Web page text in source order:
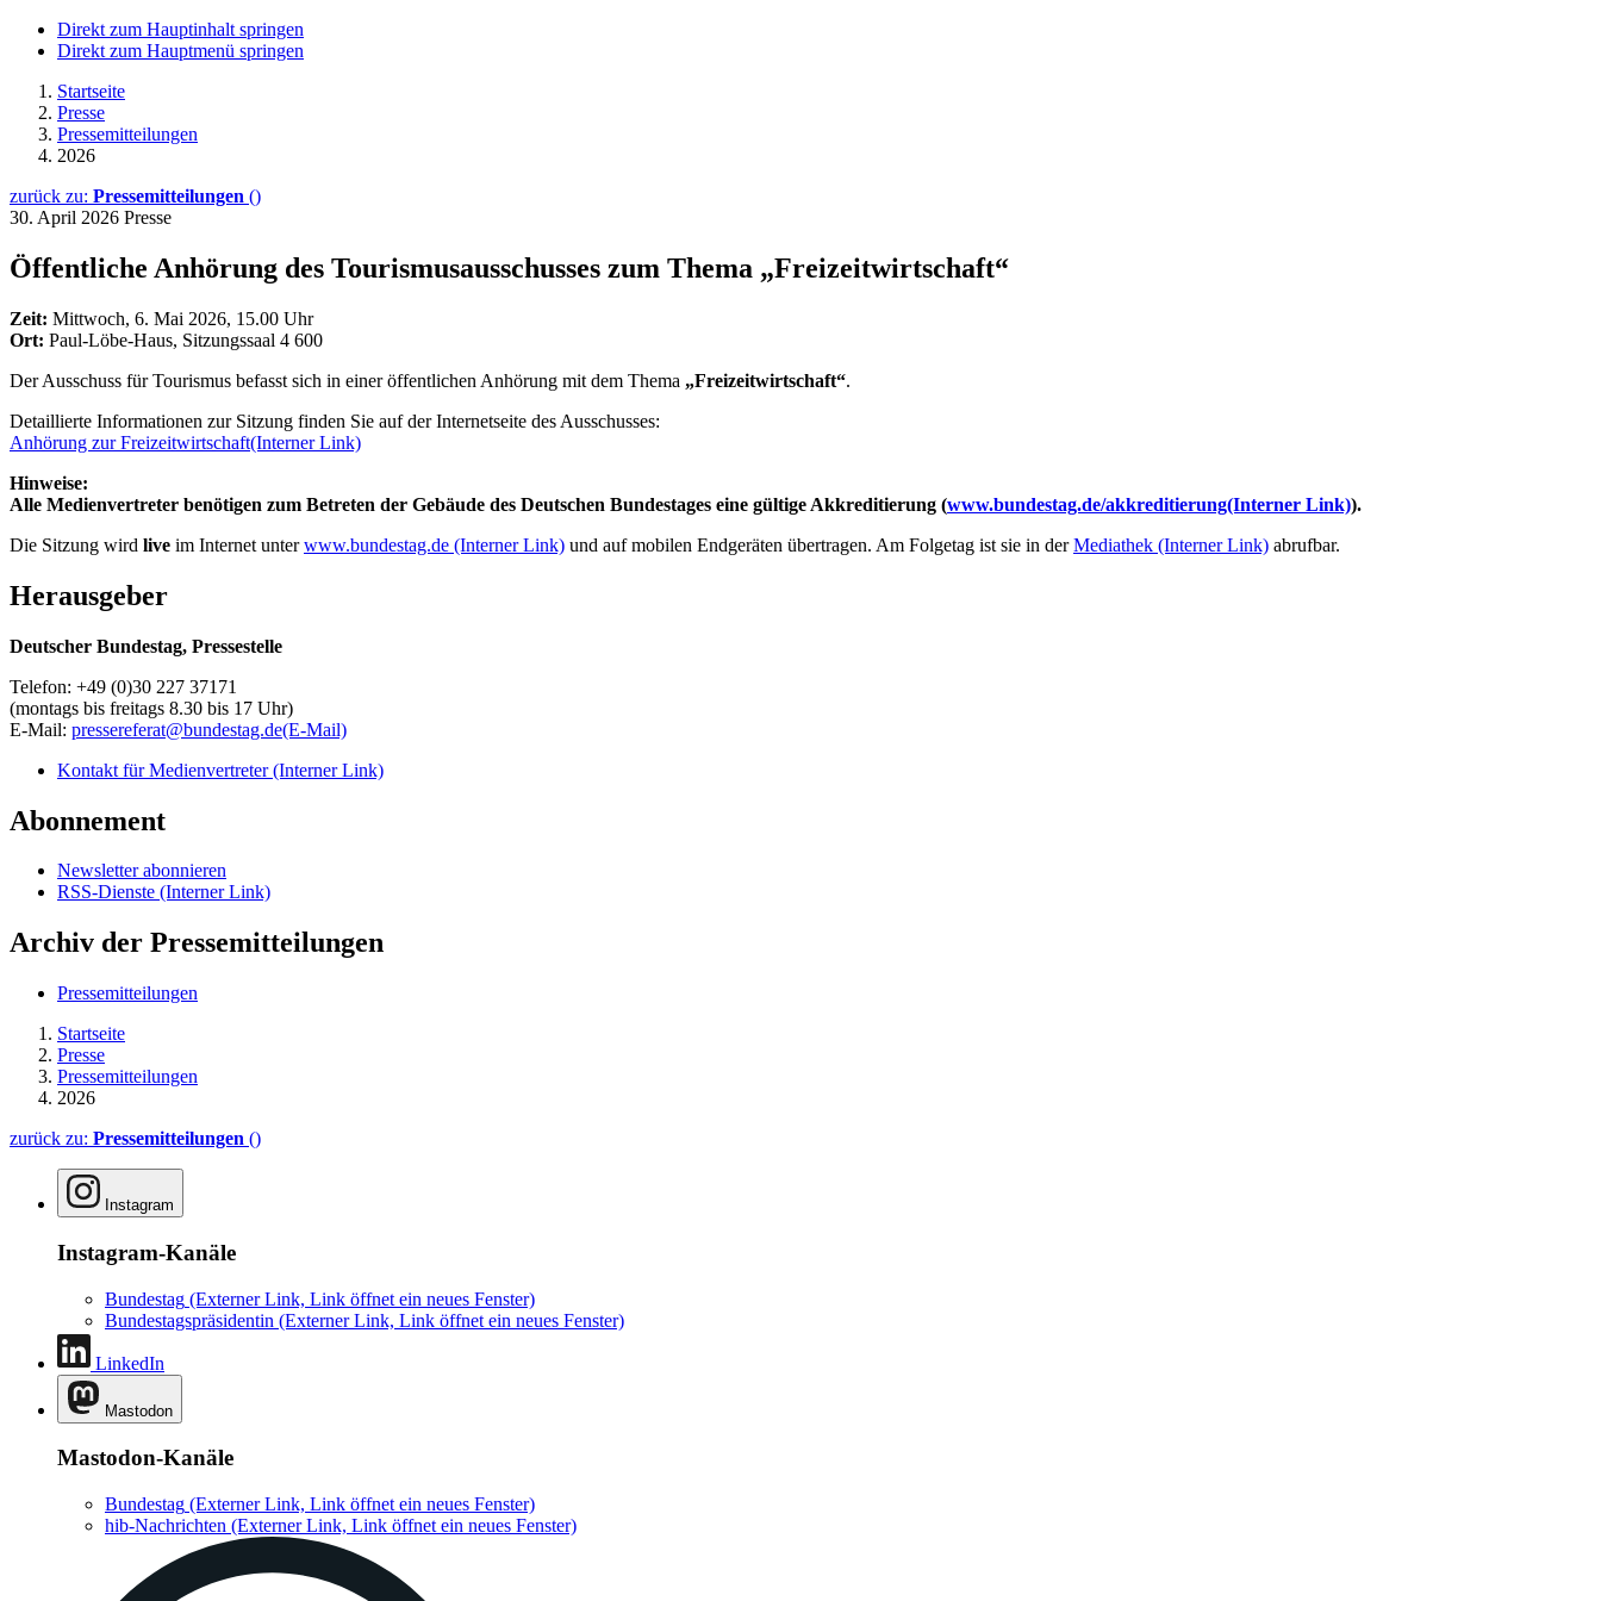
Direkt zum Hauptinhalt springen
Direkt zum Hauptmenü springen
Startseite
Presse
Pressemitteilungen
2026
zurück zu: Pressemitteilungen ()
30. April 2026 Presse
Öffentliche Anhörung des Tourismusausschusses zum Thema „Freizeitwirtschaft“
Zeit: Mittwoch, 6. Mai 2026, 15.00 Uhr
Ort: Paul-Löbe-Haus, Sitzungssaal 4 600
Der Ausschuss für Tourismus befasst sich in einer öffentlichen Anhörung mit dem Thema „Freizeitwirtschaft“.
Detaillierte Informationen zur Sitzung finden Sie auf der Internetseite des Ausschusses:
Anhörung zur Freizeitwirtschaft(Interner Link)
Hinweise:
Alle Medienvertreter benötigen zum Betreten der Gebäude des Deutschen Bundestages eine gültige Akkreditierung (www.bundestag.de/akkreditierung(Interner Link)).
Die Sitzung wird live im Internet unterwww.bundestag.de (Interner Link) und auf mobilen Endgeräten übertragen. Am Folgetag ist sie in derMediathek (Interner Link) abrufbar.
Herausgeber
Deutscher Bundestag, Pressestelle
Telefon: +49 (0)30 227 37171
(montags bis freitags 8.30 bis 17 Uhr)
E-Mail: pressereferat@bundestag.de(E-Mail)
Kontakt für Medienvertreter(Interner Link)
Abonnement
Newsletter abonnieren
RSS-Dienste (Interner Link)
Archiv der Pressemitteilungen
Pressemitteilungen
Startseite
Presse
Pressemitteilungen
2026
zurück zu: Pressemitteilungen ()
Instagram
Instagram-Kanäle
Bundestag (Externer Link, Link öffnet ein neues Fenster)
Bundestagspräsidentin (Externer Link, Link öffnet ein neues Fenster)
LinkedIn
Mastodon
Mastodon-Kanäle
Bundestag (Externer Link, Link öffnet ein neues Fenster)
hib-Nachrichten (Externer Link, Link öffnet ein neues Fenster)